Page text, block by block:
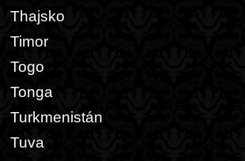
Thajsko
Timor
Togo
Tonga
Turkmenistán
Tuva